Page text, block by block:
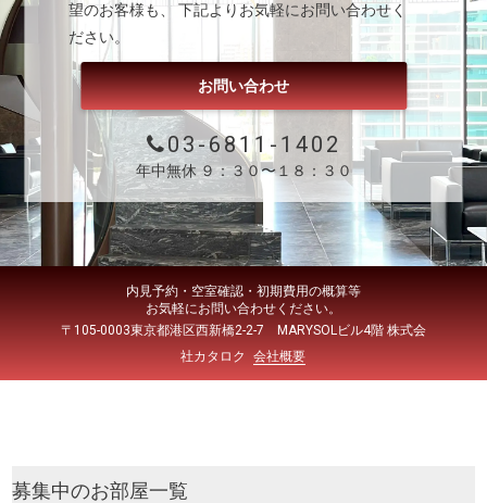
望のお客様も、 下記よりお気軽にお問い合わせく
ださい。
お問い合わせ
03-6811-1402
年中無休 ９：３０〜１８：３０
内見予約・空室確認・初期費用の概算等
お気軽にお問い合わせください。
〒105-0003東京都港区西新橋2-2-7 MARYSOLビル4階 株式会
社カタロク
会社概要
募集中のお部屋一覧